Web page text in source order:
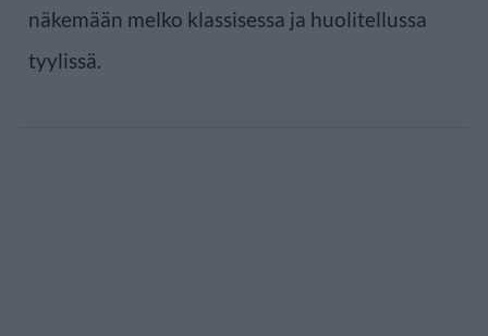
näkemään melko klassisessa ja huolitellussa
tyylissä.